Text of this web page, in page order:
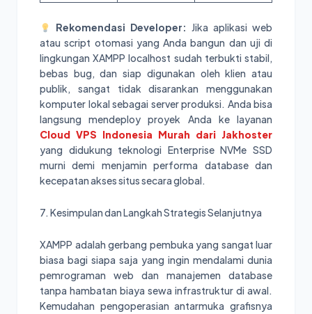
Rekomendasi Developer: Jika aplikasi web
atau script otomasi yang Anda bangun dan uji di
lingkungan XAMPP localhost sudah terbukti stabil,
bebas bug, dan siap digunakan oleh klien atau
publik, sangat tidak disarankan menggunakan
komputer lokal sebagai server produksi. Anda bisa
langsung mendeploy proyek Anda ke layanan
Cloud VPS Indonesia Murah dari Jakhoster
yang didukung teknologi Enterprise NVMe SSD
murni demi menjamin performa database dan
kecepatan akses situs secara global.
7. Kesimpulan dan Langkah Strategis Selanjutnya
XAMPP adalah gerbang pembuka yang sangat luar
biasa bagi siapa saja yang ingin mendalami dunia
pemrograman web dan manajemen database
tanpa hambatan biaya sewa infrastruktur di awal.
Kemudahan pengoperasian antarmuka grafisnya